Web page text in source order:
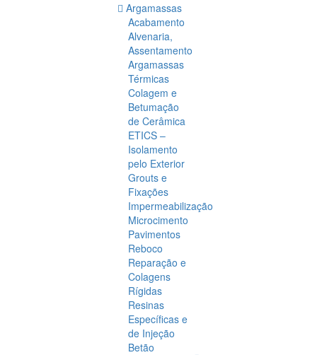
Argamassas
Acabamento
Alvenaria,
Assentamento
Argamassas
Térmicas
Colagem e
Betumação
de Cerâmica
ETICS –
Isolamento
pelo Exterior
Grouts e
Fixações
Impermeabilização
Microcimento
Pavimentos
Reboco
Reparação e
Colagens
Rígidas
Resinas
Específicas e
de Injeção
Betão